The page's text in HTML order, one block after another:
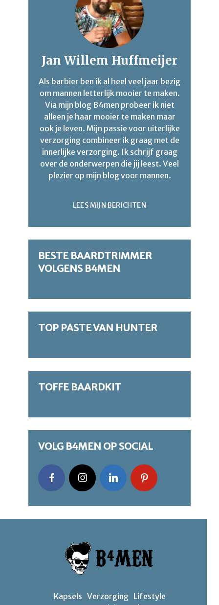
Jan Willem Huffmeijer
Als barbier ben ik al heel veel jaar bezig
om mannen letterlijk mooier te maken.
Via mijn blog B4men probeer ik niet
alleen je haar mooier te maken maar
ook je leven. Mijn passie voor uiterlijke
verzorging combineer ik graag met de
innerlijke verzorging. Ik schrijf graag
over de onderwerpen die jij leest. Veel
plezier op mijn blog voor mannen.
LEES MIJN BERICHTEN
BESTE BAARDTRIMMER
VOLGENS B4MEN
TOP PASTE VAN HUNTER
TOFFE BAARDKIT
VOLG B4MEN OP SOCIAL
Kapsels Verzorging Lifestyle